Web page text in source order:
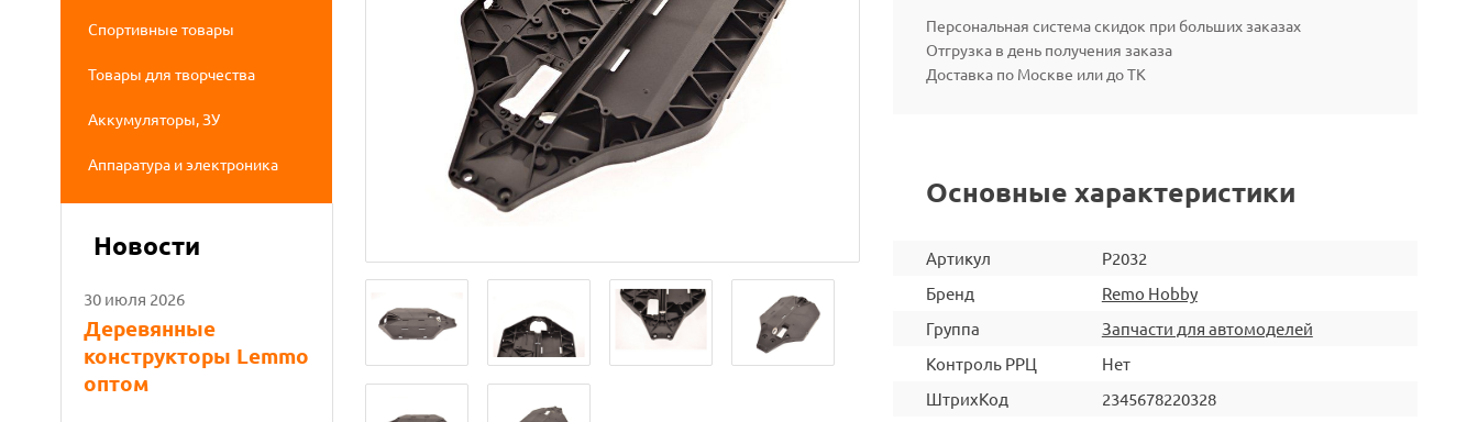
Спортивные товары
Товары для творчества
Аккумуляторы, ЗУ
Аппаратура и электроника
Новости
30 июля 2026
Деревянные
конструкторы Lemmo
оптом
Персональная система скидок при больших заказах
Отгрузка в день получения заказа
Доставка по Москве или до ТК
Основные характеристики
Артикул
P2032
Бренд
Remo Hobby
Группа
Запчасти для автомоделей
Контроль РРЦ
Нет
ШтрихКод
2345678220328